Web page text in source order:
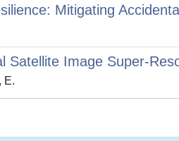
Mitigating
Satellite Image Super-
E.